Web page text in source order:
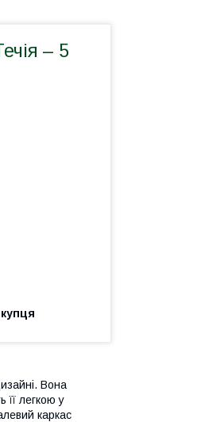
– 5
Вона
її легкою у
каркас